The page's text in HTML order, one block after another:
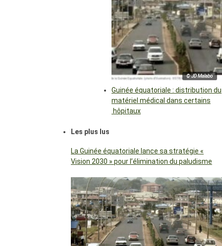
© JD Malabo
Guinée équatoriale : distribution du
matériel médical dans certains
hôpitaux
Les plus lus
La Guinée équatoriale lance sa stratégie «
Vision 2030 » pour l’élimination du paludisme